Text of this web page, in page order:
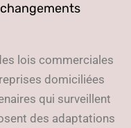
lois commerciales
domiciliées
qui surveillent
des adaptations